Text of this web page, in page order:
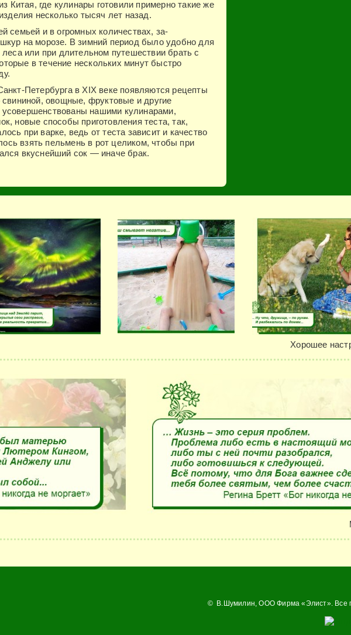
из Китая, где кулинары готовили примерно такие же
изделия несколько тысяч лет назад.
семьей и в огромных количествах, за­
на морозе. В зимний период было удобно для
леса или при длительном путешествии брать с
в течение нескольких минут бы­стро
Петербурга в XIX веке появляются рецепты
овощные, фрук­товые и другие
нашими кулинарами,
новые спо­собы приготовления теста, так,
при варке, ведь от теста зависит и качество
взять пельмень в рот целиком, чтобы при
вкуснейший сок — иначе брак.
Хорошее
© В.Шумилин,ООО Фирма «Элист». Все